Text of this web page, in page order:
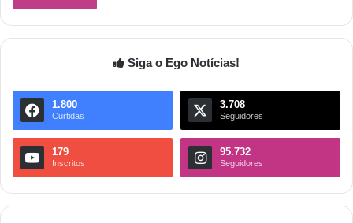
Siga o Ego Notícias!
1.800
Curtidas
3.708
Seguidores
179
Inscritos
95.732
Seguidores